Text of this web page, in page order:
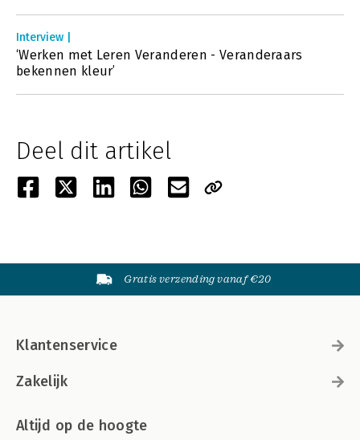
Interview |
‘Werken met Leren Veranderen - Veranderaars
bekennen kleur’
Deel dit artikel
Gratis verzending vanaf €20
Klantenservice
Zakelijk
Altijd op de hoogte